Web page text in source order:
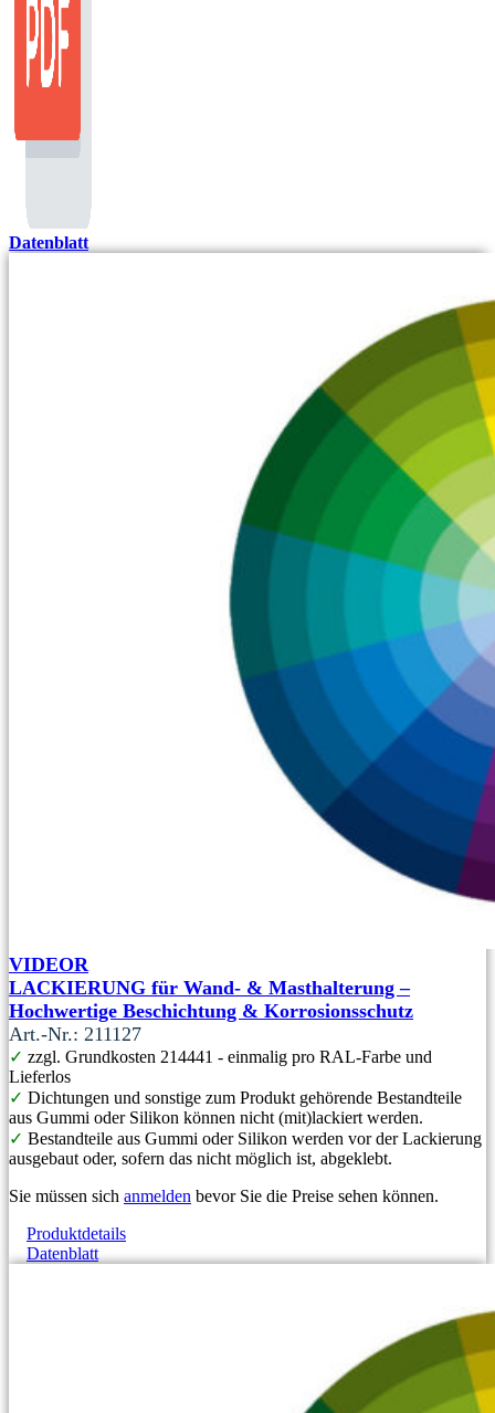
Datenblatt
VIDEOR
LACKIERUNG für Wand- & Masthalterung –
Hochwertige Beschichtung & Korrosionsschutz
Art.-Nr.: 211127
✓ zzgl. Grundkosten 214441 - einmalig pro RAL-Farbe und
Lieferlos
✓ Dichtungen und sonstige zum Produkt gehörende Bestandteile
aus Gummi oder Silikon können nicht (mit)lackiert werden.
✓ Bestandteile aus Gummi oder Silikon werden vor der Lackierung
ausgebaut oder, sofern das nicht möglich ist, abgeklebt.
Sie müssen sich anmelden bevor Sie die Preise sehen können.
Produktdetails
Datenblatt